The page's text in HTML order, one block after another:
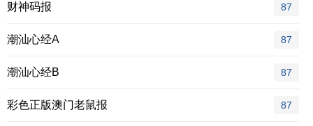
财神码报 87
潮汕心经A 87
潮汕心经B 87
彩色正版澳门老鼠报 87